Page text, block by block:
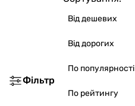
Фільтр
Від дешевих
Від дорогих
По популярності
По рейтингу